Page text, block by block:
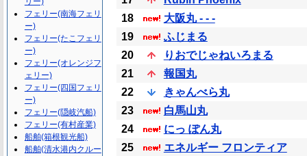
18
大阪丸 - - -
19
ふじまる
20
りおでじゃねいろまる
21
報国丸
22
きゃんべら丸
23
白馬山丸
24
にっ ぽん丸
25
エネルギー フロンティア
フェリー(南海フェリ
ー)
フェリー(たこフェリ
ー)
フェリー(オレンジフ
ェリー)
フェリー(四国フェリ
ー)
フェリー(隠岐汽船)
フェリー(有村産業)
船舶(箱根観光船)
船舶(清水港内クルー